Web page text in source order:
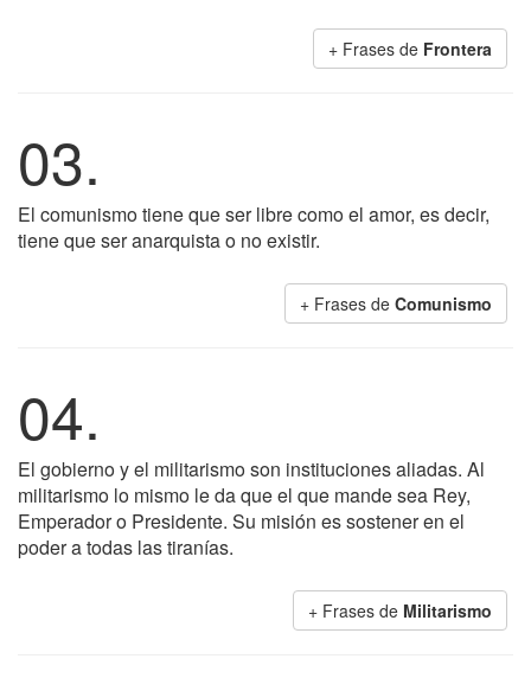
+ Frases de Frontera
03.
El comunismo tiene que ser libre como el amor, es decir,
tiene que ser anarquista o no existir.
+ Frases de Comunismo
04.
El gobierno y el militarismo son instituciones aliadas. Al
militarismo lo mismo le da que el que mande sea Rey,
Emperador o Presidente. Su misión es sostener en el
poder a todas las tiranías.
+ Frases de Militarismo